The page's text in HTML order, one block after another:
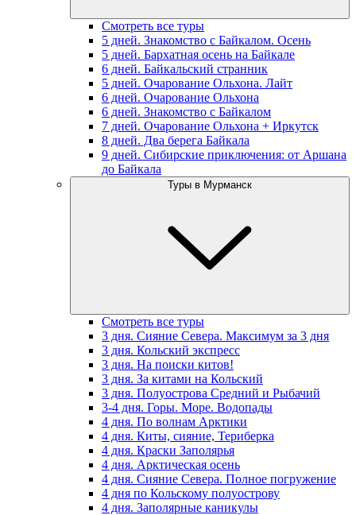
Смотреть все туры
5 дней. Знакомство с Байкалом. Осень
5 дней. Бархатная осень на Байкале
6 дней. Байкальский странник
5 дней. Очарование Ольхона. Лайт
6 дней. Очарование Ольхона
6 дней. Знакомство с Байкалом
7 дней. Очарование Ольхона + Иркутск
8 дней. Два берега Байкала
9 дней. Сибирские приключения: от Аршана
до Байкала
Туры в Мурманск
Смотреть все туры
3 дня. Сияние Севера. Максимум за 3 дня
3 дня. Кольский экспресс
3 дня. На поиски китов!
3 дня. За китами на Кольский
3 дня. Полуострова Средний и Рыбачий
3-4 дня. Горы. Море. Водопады
4 дня. По волнам Арктики
4 дня. Киты, сияние, Териберка
4 дня. Краски Заполярья
4 дня. Арктическая осень
4 дня. Сияние Севера. Полное погружение
4 дня по Кольскому полуострову
4 дня. Заполярные каникулы